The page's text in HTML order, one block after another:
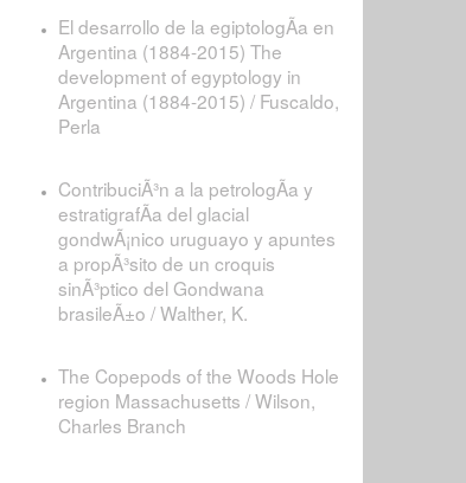
El desarrollo de la egiptologÃ­a en
Argentina (1884-2015) The
development of egyptology in
Argentina (1884-2015) / Fuscaldo,
Perla
ContribuciÃ³n a la petrologÃ­a y
estratigrafÃ­a del glacial
gondwÃ¡nico uruguayo y apuntes
a propÃ³sito de un croquis
sinÃ³ptico del Gondwana
brasileÃ±o / Walther, K.
The Copepods of the Woods Hole
region Massachusetts / Wilson,
Charles Branch